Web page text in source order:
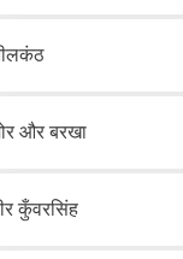
और बरखा
कुँवरसिंह